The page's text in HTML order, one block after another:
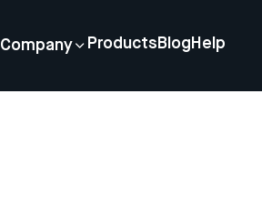
Company Products Blog Help